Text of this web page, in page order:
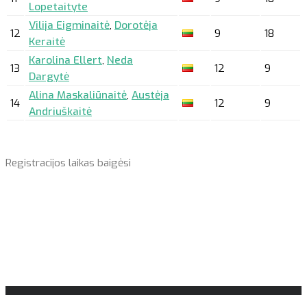
Lopetaityte
12
Vilija Eigminaitė, Dorotėja
Keraitė
9 18
13
Karolina Ellert, Neda
Dargytė
12 9
14
Alina Maskaliūnaitė, Austėja
Andriuškaitė
12 9
Registracijos laikas baigėsi